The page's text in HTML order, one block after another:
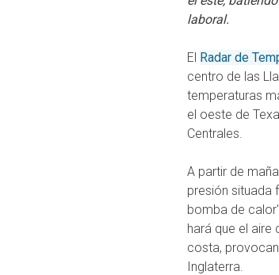
laboral.
El Radar de
centro de las
temperaturas
el oeste de
Centrales.
A partir de
presión situada
bomba de
hará que el
costa,
Inglaterra.